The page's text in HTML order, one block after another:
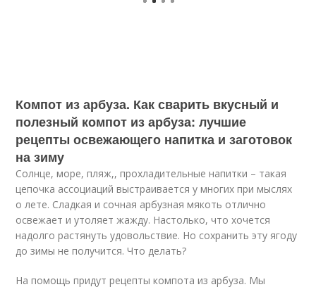
Компот из арбуза. Как сварить вкусный и
полезный компот из арбуза: лучшие
рецепты освежающего напитка и заготовок
на зиму
Солнце, море, пляж,, прохладительные напитки – такая
цепочка ассоциаций выстраивается у многих при мыслях
о лете. Сладкая и сочная арбузная мякоть отлично
освежает и утоляет жажду. Настолько, что хочется
надолго растянуть удовольствие. Но сохранить эту ягоду
до зимы не получится. Что делать?
На помощь придут рецепты компота из арбуза. Мы